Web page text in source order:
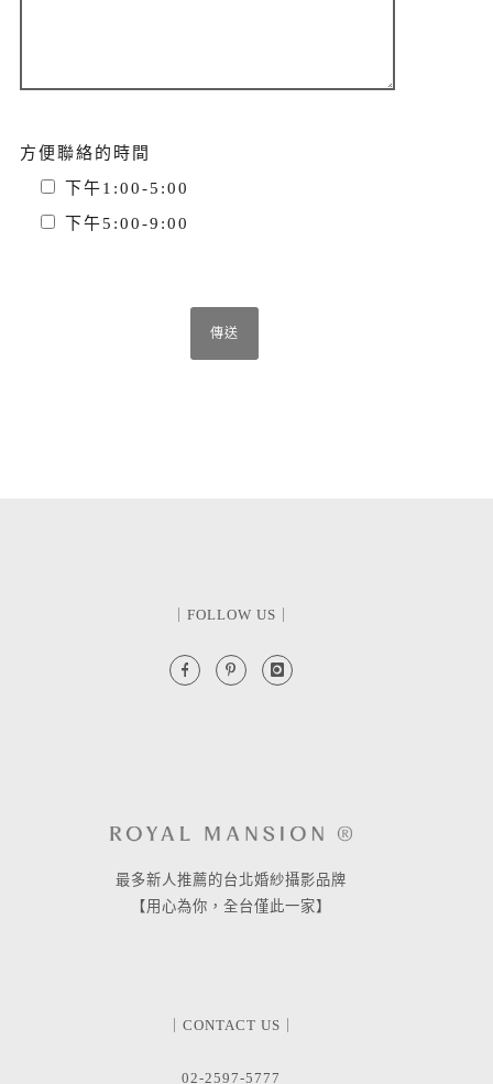
方便聯絡的時間
下午1:00-5:00
下午5:00-9:00
｜FOLLOW US｜
最多新人推薦的台北婚紗攝影品牌
【用心為你，全台僅此一家】
｜CONTACT US｜
02-2597-5777